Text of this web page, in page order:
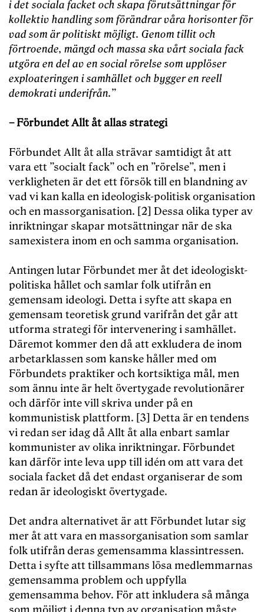
i det sociala facket och skapa förutsättningar för
kollektiv handling som förändrar våra horisonter för
vad som är politiskt möjligt. Genom tillit och
förtroende, mängd och massa ska vårt sociala fack
utgöra en del av en social rörelse som upplöser
exploateringen i samhället och bygger en reell
demokrati underifrån.”
– Förbundet Allt åt allas strategi
Förbundet Allt åt alla strävar samtidigt åt att
vara ett ”socialt fack” och en ”rörelse”, men i
verkligheten är det ett försök till en blandning av
vad vi kan kalla en ideologisk-politisk organisation
och en massorganisation. [2] Dessa olika typer av
inriktningar skapar motsättningar när de ska
samexistera inom en och samma organisation.
Antingen lutar Förbundet mer åt det ideologiskt-
politiska hållet och samlar folk utifrån en
gemensam ideologi. Detta i syfte att skapa en
gemensam teoretisk grund varifrån det går att
utforma strategi för intervenering i samhället.
Däremot kommer den då att exkludera de inom
arbetarklassen som kanske håller med om
Förbundets praktiker och kortsiktiga mål, men
som ännu inte är helt övertygade revolutionärer
och därför inte vill skriva under på en
kommunistisk plattform. [3] Detta är en tendens
vi redan ser idag då Allt åt alla enbart samlar
kommunister av olika inriktningar. Förbundet
kan därför inte leva upp till idén om att vara det
sociala facket då det endast organiserar de som
redan är ideologiskt övertygade.
Det andra alternativet är att Förbundet lutar sig
mer åt att vara en massorganisation som samlar
folk utifrån deras gemensamma klassintressen.
Detta i syfte att tillsammans lösa medlemmarnas
gemensamma problem och uppfylla
gemensamma behov. För att inkludera så många